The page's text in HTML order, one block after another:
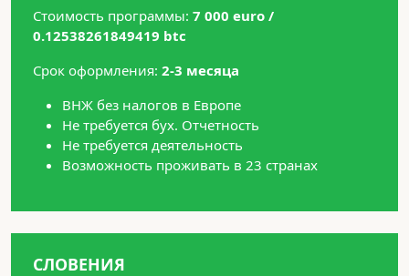
Стоимость программы: 7 000 euro /
0.12538261849419 btc
Срок оформления: 2-3 месяца
ВНЖ без налогов в Европе
Не требуется бух. Отчетность
Не требуется деятельность
Возможность проживать в 23 странах
СЛОВЕНИЯ